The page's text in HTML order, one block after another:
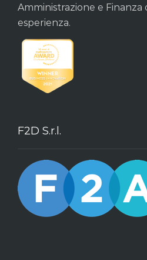
Amministrazione e Finanza
esperienza.
F2D S.r.l.